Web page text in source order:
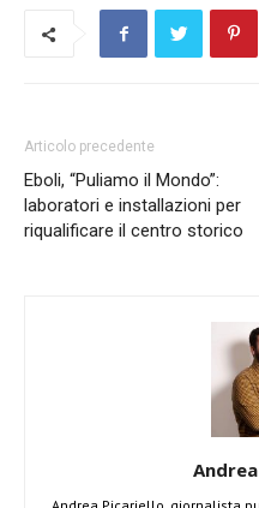
Articolo precedente
Eboli, “Puliamo il Mondo”:
laboratori e installazioni per
riqualificare il centro storico